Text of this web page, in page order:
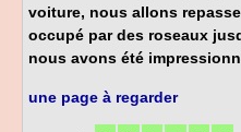
voiture, nous allons
occupé par des roseaux
nous avons été
une page à regarder